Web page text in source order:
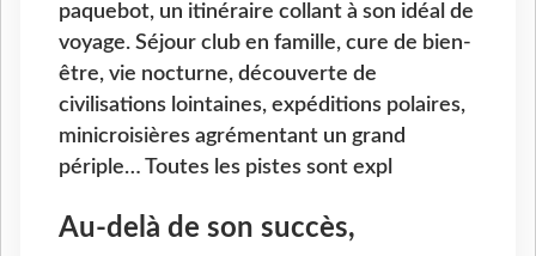
paquebot, un itinéraire collant à son idéal de
voyage. Séjour club en famille, cure de bien-
être, vie nocturne, découverte de
civilisations lointaines, expéditions polaires,
minicroisières agrémentant un grand
périple… Toutes les pistes sont expl
Au-delà de son succès,